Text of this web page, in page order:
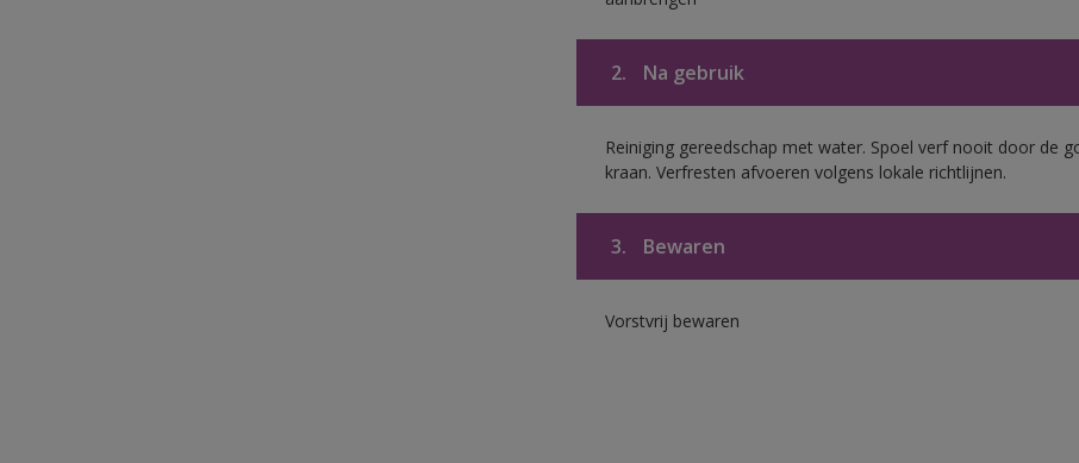
2. Na gebruik
Reiniging gereedschap met water. Spoel verf nooit door de
kraan. Verfresten afvoeren volgens lokale richtlijnen.
3. Bewaren
Vorstvrij bewaren